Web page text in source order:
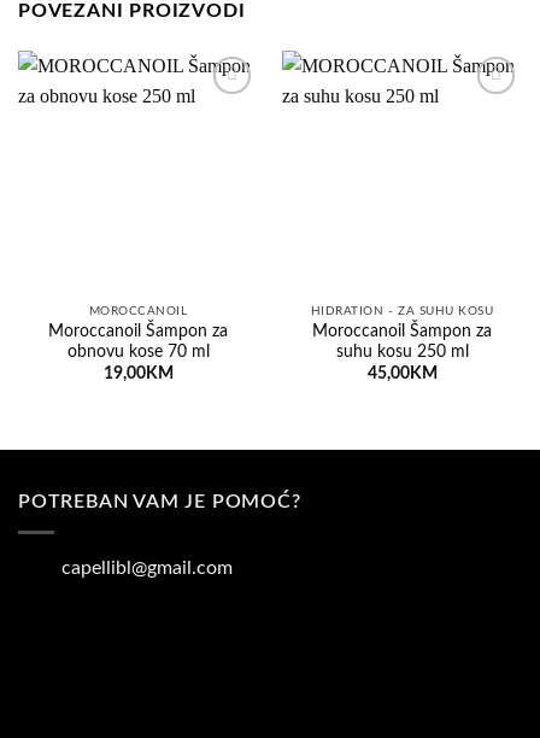
POVEZANI PROIZVODI
MOROCCANOIL
Moroccanoil Šampon za
obnovu kose 70 ml
19,00KM
HIDRATION - ZA SUHU KOSU
Moroccanoil Šampon za
suhu kosu 250 ml
45,00KM
POTREBAN VAM JE POMOĆ?
capellibl@gmail.com